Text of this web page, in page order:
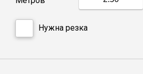
Профлист
Сетка кладочная
Нужна резка